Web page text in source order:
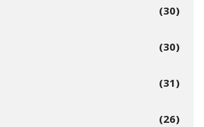
(30)
(30)
(31)
(26)